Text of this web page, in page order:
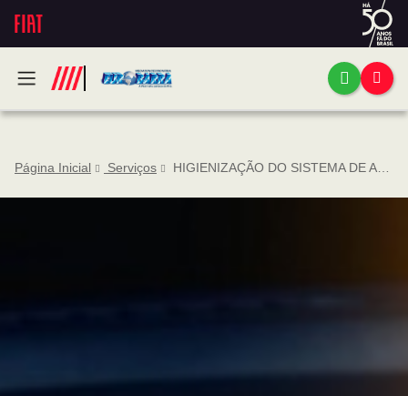
Página Inicial Serviços HIGIENIZAÇÃO DO SISTEMA DE AR CONDICIONADO